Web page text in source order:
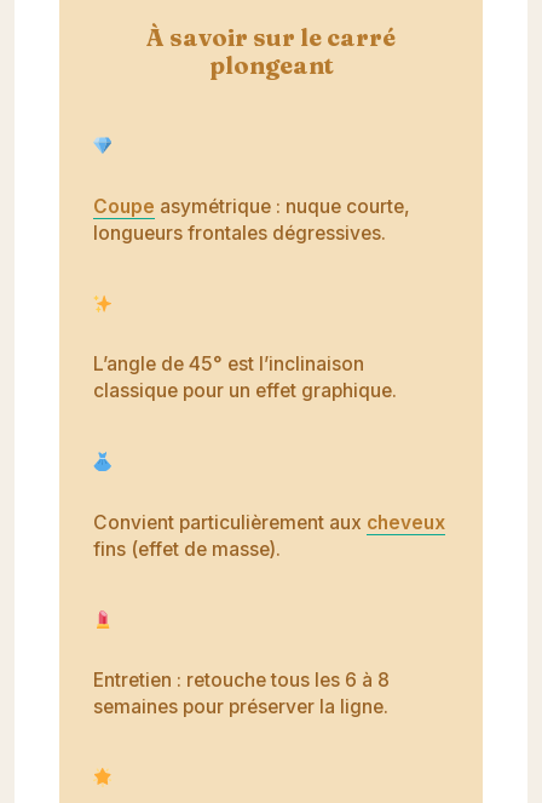
À savoir sur le carré
plongeant
Coupe asymétrique : nuque courte,
longueurs frontales dégressives.
L’angle de 45° est l’inclinaison
classique pour un effet graphique.
Convient particulièrement aux cheveux
fins (effet de masse).
Entretien : retouche tous les 6 à 8
semaines pour préserver la ligne.